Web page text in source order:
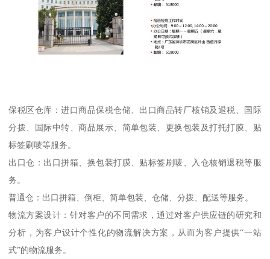
保税区仓库：进口商品保税仓储、出口商品转厂核销及退税、国际
分拨、国际中转、商品展示、简单包装、更换包装及打托打膜、贴
标签刷唛等服务。
出口仓：出口拼箱、换包装打膜、贴标签刷唛、入仓核销退税等服
务。
普通仓：出口拼箱、倒柜、简单包装、仓储、分拨、配送等服务。
物流方案设计：针对客户的不同需求，通过对客户供应链的研究和
分析，为客户设计个性化的物流解决方案，从而为客户提供“一站
式”的物流服务。